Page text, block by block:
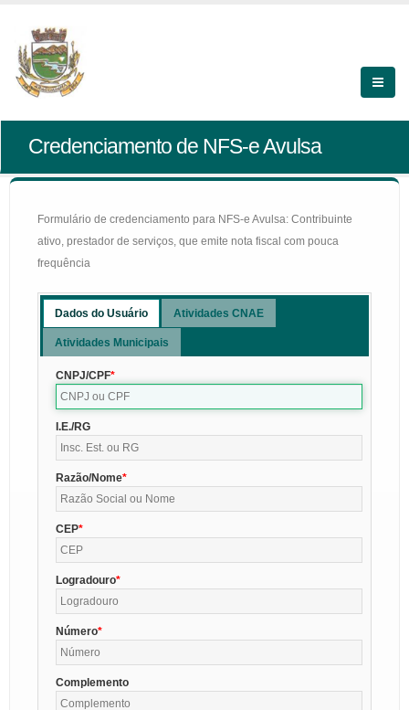
Credenciamento de NFS-e Avulsa
Formulário de credenciamento para NFS-e Avulsa: Contribuinte
ativo, prestador de serviços, que emite nota fiscal com pouca
frequência
Dados do Usuário Atividades CNAE
Atividades Municipais
CNPJ/CPF
I.E./RG
Razão/Nome
CEP
Logradouro
Número
Complemento